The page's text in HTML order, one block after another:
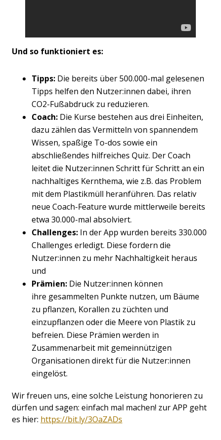
Und so funktioniert es:
Tipps: Die bereits über 500.000-mal gelesenen
Tipps helfen den Nutzer:innen dabei, ihren
CO2-Fußabdruck zu reduzieren.
Coach: Die Kurse bestehen aus drei Einheiten,
dazu zählen das Vermitteln von spannendem
Wissen, spaßige To-dos sowie ein
abschließendes hilfreiches Quiz. Der Coach
leitet die Nutzer:innen Schritt für Schritt an ein
nachhaltiges Kernthema, wie z.B. das Problem
mit dem Plastikmüll heranführen. Das relativ
neue Coach-Feature wurde mittlerweile bereits
etwa 30.000-mal absolviert.
Challenges: In der App wurden bereits 330.000
Challenges erledigt. Diese fordern die
Nutzer:innen zu mehr Nachhaltigkeit heraus
und
Prämien: Die Nutzer:innen können
ihre gesammelten Punkte nutzen, um Bäume
zu pflanzen, Korallen zu züchten und
einzupflanzen oder die Meere von Plastik zu
befreien. Diese Prämien werden in
Zusammenarbeit mit gemeinnützigen
Organisationen direkt für die Nutzer:innen
eingelöst.
Wir freuen uns, eine solche Leistung honorieren zu
dürfen und sagen: einfach mal machen! zur APP geht
es hier: https://bit.ly/3OaZADs